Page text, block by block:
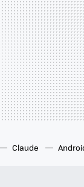
Claude